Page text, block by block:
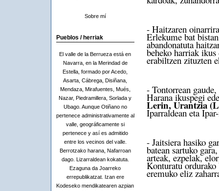
Sobre mí
Pueblos / herriak
El valle de la Berrueza está en
Navarra, en la Merindad de
Estella, formado por Acedo,
Asarta, Cábrega, Disiñana,
Mendaza, Mirafuentes, Mués,
Nazar, Piedramillera, Sorlada y
Ubago. Aunque Otiñano no
pertenece administrativamente al
valle, geográficamente si
pertenece y así es admitido
entre los vecinos del valle.
Berrotzako harana, Nafarroan
dago. Lizarraldean kokatuta.
Ezaguna da Joarreko
errepublikatzat. Izan ere
Kodeseko mendikatearen azpian
- Haitzaren
Erlekume bat
abandonatuta
beheko harriak
erabiltzen zituzten
- Tontorrean
Harana ikuspegi
Lerin, Urantzia
Iparraldean eta
- Jaitsiera hasiko
batean sartuko
arteak, ezpelak,
Konturatu
eremuko eliz